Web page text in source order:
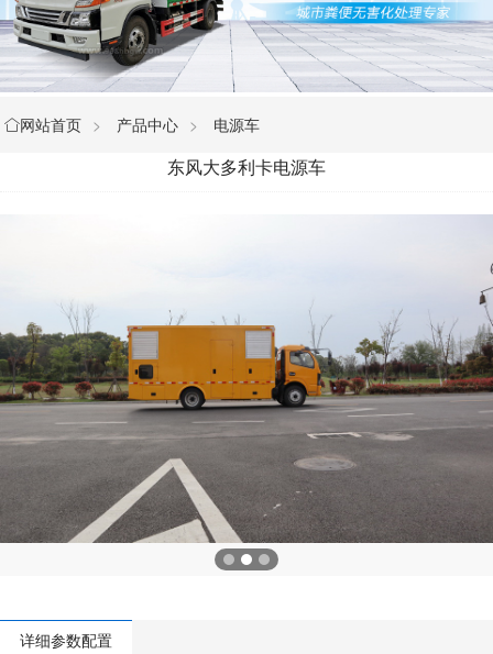
网站首页 > 产品中心 > 电源车
东风大多利卡电源车
详细参数配置